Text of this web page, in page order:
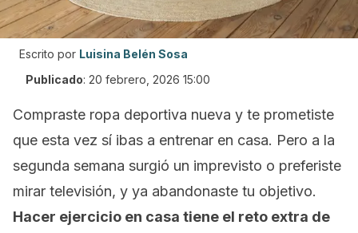
Escrito por Luisina Belén Sosa
Publicado: 20 febrero, 2026 15:00
Compraste ropa deportiva nueva y te prometiste
que esta vez sí ibas a entrenar en casa. Pero a la
segunda semana surgió un imprevisto o preferiste
mirar televisión, y ya abandonaste tu objetivo.
Hacer ejercicio en casa tiene el reto extra de